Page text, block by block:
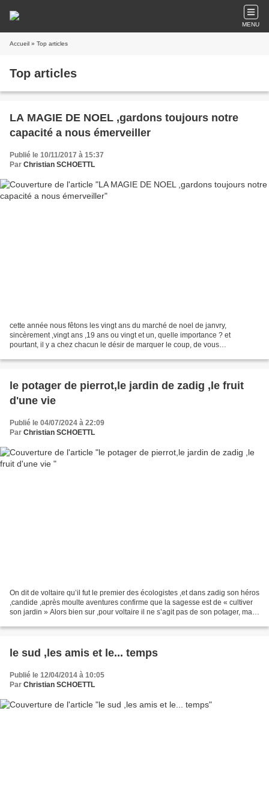
MENU
Accueil » Top articles
Top articles
LA MAGIE DE NOEL ,gardons toujours notre
capacité a nous émerveiller
Publié le 10/11/2017 à 15:37
Par Christian SCHOETTL
cette année nous fêtons les vingt ans du marché de noel de janvry,
sincèrement ,vingt ans ,19 ans ou vingt et un, quelle importance ? et
pourtant, il y a chez chacun le désir de marquer le coup, de vous
le potager de pierrot,le jardin de zadig ,le fruit
d'une vie
Publié le 04/07/2024 à 22:09
Par Christian SCHOETTL
On dit de voltaire qu’il fut le premier des écologistes ,et dans zadig son héros
,candide ,après moulte aventures confirme que la sagesse est de « cultiver
son jardin » Alors bien sur ,pour voltaire il ne s’agit pas de son potager, mais
le sud ,les amis et le... temps
Publié le 12/04/2014 à 10:05
Par Christian SCHOETTL